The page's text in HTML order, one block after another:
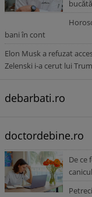
bani în cont
Elon Musk a refuzat
Zelenski i-a cerut lui
debarbati.ro
doctordebine.ro
De ce